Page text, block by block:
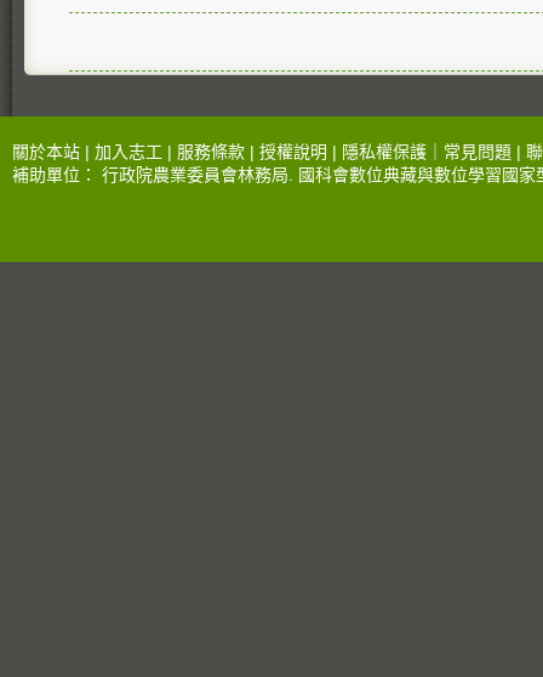
關於本站 | 加入志工 | 服務條款 | 授權說明 | 隱私權保護 常見問題 |
補助單位： 行政院農業委員會林務局 國科會數位典藏與數位學習國家